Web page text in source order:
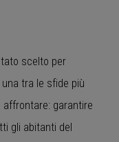
scelto per
tra le sfide più
affrontare: garantire
gli abitanti del